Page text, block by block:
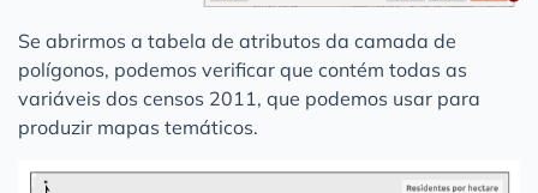
Se abrirmos a tabela de atributos da camada de
polígonos, podemos verificar que contém todas as
variáveis dos censos 2011, que podemos usar para
produzir mapas temáticos.